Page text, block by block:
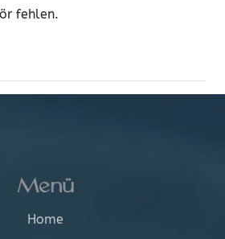
fehlen.
Menü
Home